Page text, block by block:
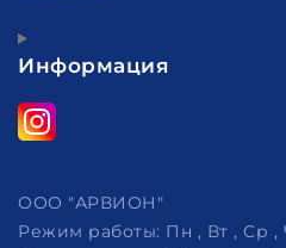
Информация
ООО "АРВИОН"
Режим работы: Пн , Вт , Ср ,